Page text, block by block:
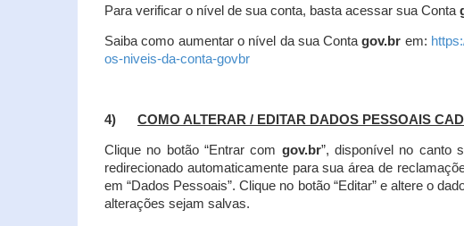
Para verificar o nível de sua conta, basta acessar sua Conta
Saiba como aumentar o nível da sua Contagov.br em:
os-niveis-da-conta-govbr
4) COMO ALTERAR / EDITAR DADOS PESSOAIS
Clique no botão “Entrar com gov.br”, disponível no canto
redirecionado automaticamente para sua área de
em “Dados Pessoais”.Clique no botão “Editar” e altere o
alterações sejam salvas.